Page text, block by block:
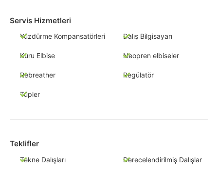
Servis Hizmetleri
Yüzdürme Kompansatörleri Dalış Bilgisayarı
Kuru Elbise Neopren elbiseler
Rebreather Regülatör
Tüpler
Teklifler
Tekne Dalışları Derecelendirilmiş Dalışlar